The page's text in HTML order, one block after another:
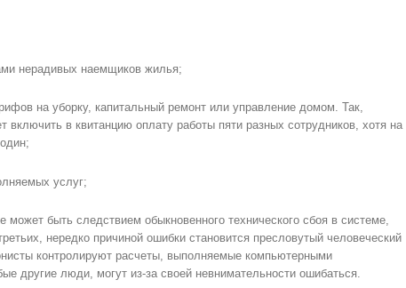
нерадивых наемщиков жилья;
на уборку, капитальный ремонт или управление домом. Так,
в квитанцию оплату работы пяти разных сотрудников, хотя на
услуг;
может быть следствием обыкновенного технического сбоя в системе,
нередко причиной ошибки становится пресловутый человеческий
контролируют расчеты, выполняемые компьютерными
другие люди, могут из-за своей невнимательности ошибаться.